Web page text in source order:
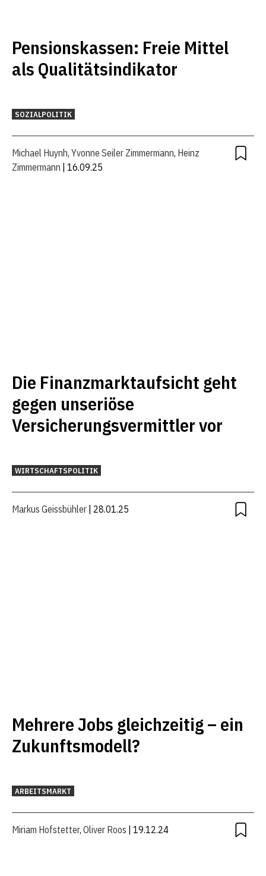
Pensionskassen: Freie Mittel
als Qualitätsindikator
SOZIALPOLITIK
Michael Huynh, Yvonne Seiler Zimmermann, Heinz
Zimmermann | 16.09.25
Die Finanzmarktaufsicht geht
gegen unseriöse
Versicherungsvermittler vor
WIRTSCHAFTSPOLITIK
Markus Geissbühler | 28.01.25
Mehrere Jobs gleichzeitig – ein
Zukunftsmodell?
ARBEITSMARKT
Miriam Hofstetter, Oliver Roos | 19.12.24